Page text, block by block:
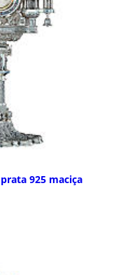
925 maciça